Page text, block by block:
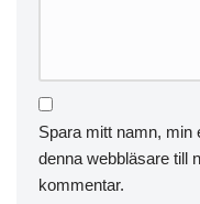
Spara mitt namn, min
denna webbläsare till
kommentar.